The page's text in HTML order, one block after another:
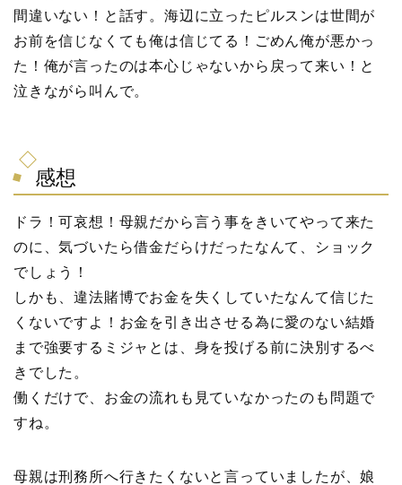
間違いない！と話す。海辺に立ったピルスンは世間が
お前を信じなくても俺は信じてる！ごめん俺が悪かっ
た！俺が言ったのは本心じゃないから戻って来い！と
泣きながら叫んで。
感想
ドラ！可哀想！母親だから言う事をきいてやって来た
のに、気づいたら借金だらけだったなんて、ショック
でしょう！
しかも、違法賭博でお金を失くしていたなんて信じた
くないですよ！お金を引き出させる為に愛のない結婚
まで強要するミジャとは、身を投げる前に決別するべ
きでした。
働くだけで、お金の流れも見ていなかったのも問題で
すね。
母親は刑務所へ行きたくないと言っていましたが、娘